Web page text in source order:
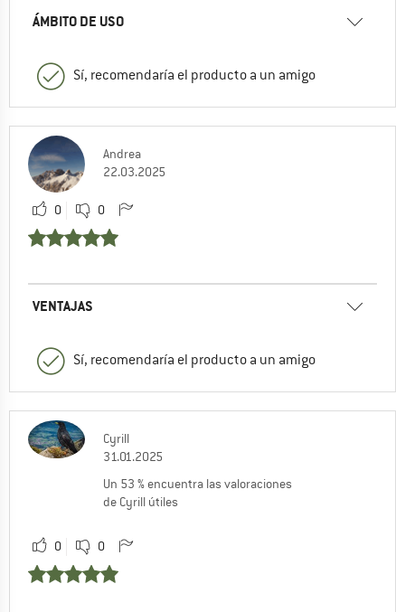
ÁMBITO DE USO
Sí, recomendaría el producto a un amigo
Andrea
22.03.2025
0 0
VENTAJAS
Sí, recomendaría el producto a un amigo
Cyrill
31.01.2025
Un 53 % encuentra las valoraciones
de Cyrill útiles
0 0